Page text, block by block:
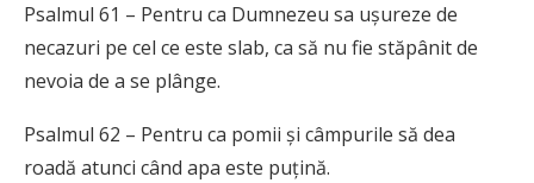
Psalmul 61 – Pentru ca Dumnezeu sa ușureze de
necazuri pe cel ce este slab, ca să nu fie stăpânit de
nevoia de a se plânge.
Psalmul 62 – Pentru ca pomii și câmpurile să dea
roadă atunci când apa este puțină.